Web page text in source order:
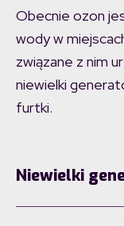
Obecnie ozon
wody w
związane z nim
niewielki
furtki.
Niewielki